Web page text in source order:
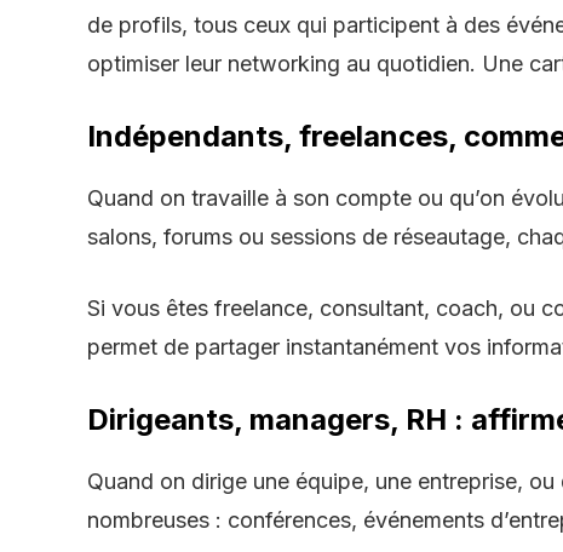
de profils, tous ceux qui participent à des
optimiser leur networking au quotidien. Une
Indépendants, freelances,
Quand on travaille à son compte ou qu’on
salons, forums ou sessions de réseautage,
Si vous êtes freelance, consultant, coach, ou
permet de partager instantanément vos
Dirigeants, managers, RH :
Quand on dirige une équipe, une entreprise,
nombreuses : conférences, événements